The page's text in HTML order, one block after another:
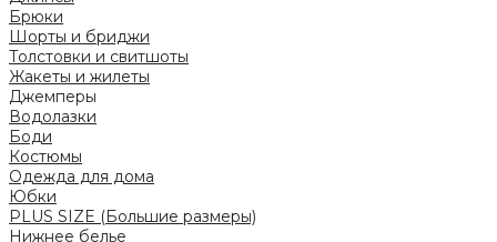
Брюки
Шорты и бриджи
Толстовки и свитшоты
Жакеты и жилеты
Джемперы
Водолазки
Боди
Костюмы
Одежда для дома
Юбки
PLUS SIZE (Большие размеры)
Нижнее белье